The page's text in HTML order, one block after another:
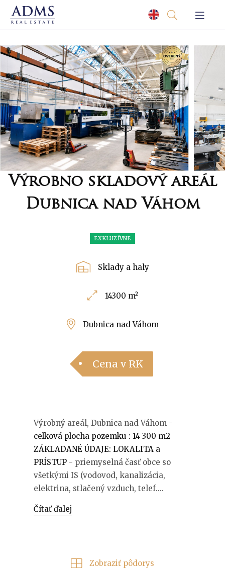
Výrobno skladový areál
Dubnica nad Váhom
EXKLUZÍVNE
Sklady a haly
14300 m²
Dubnica nad Váhom
Cena v RK
Výrobný areál, Dubnica nad Váhom -
celková plocha pozemku : 14 300 m2
ZÁKLADANÉ ÚDAJE: LOKALITA a
PRÍSTUP - priemyselná časť obce so
všetkými IS (vodovod, kanalizácia,
elektrina, stlačený vzduch, telef....
Čítať ďalej
Zobraziť pôdorys